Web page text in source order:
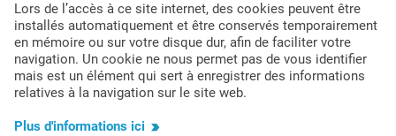
Lors de l’accès à ce site internet, des cookies peuvent être
installés automatiquement et être conservés temporairement
en mémoire ou sur votre disque dur, afin de faciliter votre
navigation. Un cookie ne nous permet pas de vous identifier
mais est un élément qui sert à enregistrer des informations
relatives à la navigation sur le site web.
Plus d'informations ici